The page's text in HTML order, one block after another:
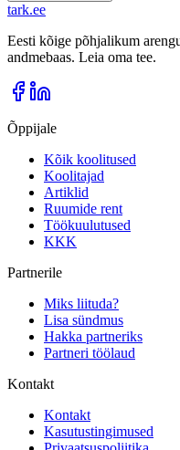
tark.ee
Eesti kõige põhjalikum
andmebaas. Leia oma tee.
Õppijale
Kõik koolitused
Koolitajad
Artiklid
Ruumide rent
Töökuulutused
KKK
Partnerile
Miks liituda?
Lisa sündmus
Hakka partneriks
Partneri töölaud
Kontakt
Kontakt
Kasutustingimused